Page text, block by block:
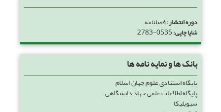
دوره انتشار:فصلنامه
شاپا چاپی:2783-0535
بانک ها و نمایه نامه ها
پایگاه استنادی علوم جهان اسلام
پایگاه اطلاعات علمی جهاد دانشگاهی
سیویلیکا